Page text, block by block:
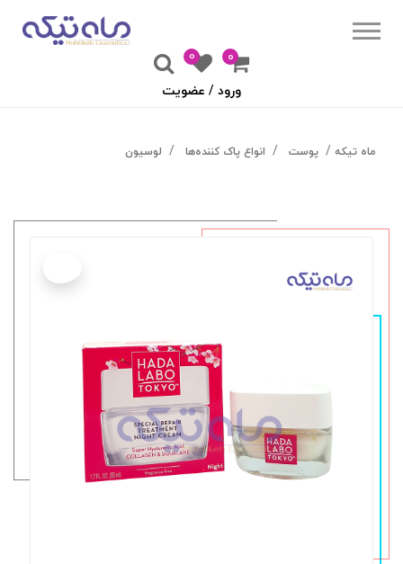
۰
0
ورود / عضویت
ماه تیکه پوست انواع پاک کننده‌ها لوسیون